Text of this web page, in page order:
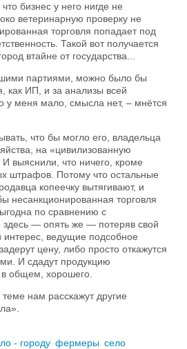
бизнес у него нигде не
ветеринарную проверку не
торговля попадает под
Такой вот получается
втайне от государства...
партиями, можно было бы
как ИП, и за анализы всей
у меня мало, смысла нет, – мнётся
что бы могло его, владельца
на «цивилизованную
И выяснили, что ничего, кроме
штрафов. Потому что остальные
копеечку вытягивают, и
несанкционированная торговля
по сравнению с
— опять же — потеряв свой
ведущие подсобное
цену, либо просто откажутся
И сдадут продукцию
общем, хорошего.
нам расскажут другие
- городу фермеры село